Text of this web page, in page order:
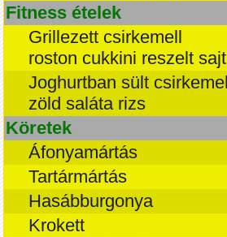
Fitness ételek
Grillezett csirkemell
roston cukkini reszelt sajt
Joghurtban sült csirkemell
zöld saláta rizs
Köretek
Áfonyamártás
Tartármártás
Hasábburgonya
Krokett